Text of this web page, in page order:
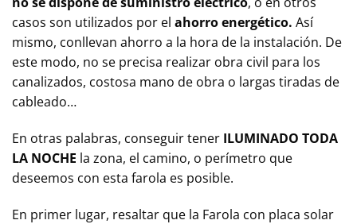
casos son utilizados por el ahorro energético. Así
mismo, conllevan ahorro a la hora de la instalación. De
este modo, no se precisa realizar obra civil para los
canalizados, costosa mano de obra o largas tiradas de
cableado…
En otras palabras, conseguir tener ILUMINADO TODA
LA NOCHE la zona, el camino, o perímetro que
deseemos con esta farola es posible.
En primer lugar, resaltar que la Farola con placa solar